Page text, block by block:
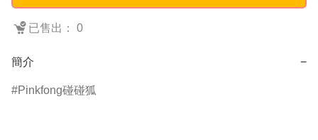
已售出： 0
簡介 −
Pinkfong碰碰狐